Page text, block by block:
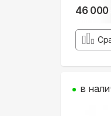
46 000
в